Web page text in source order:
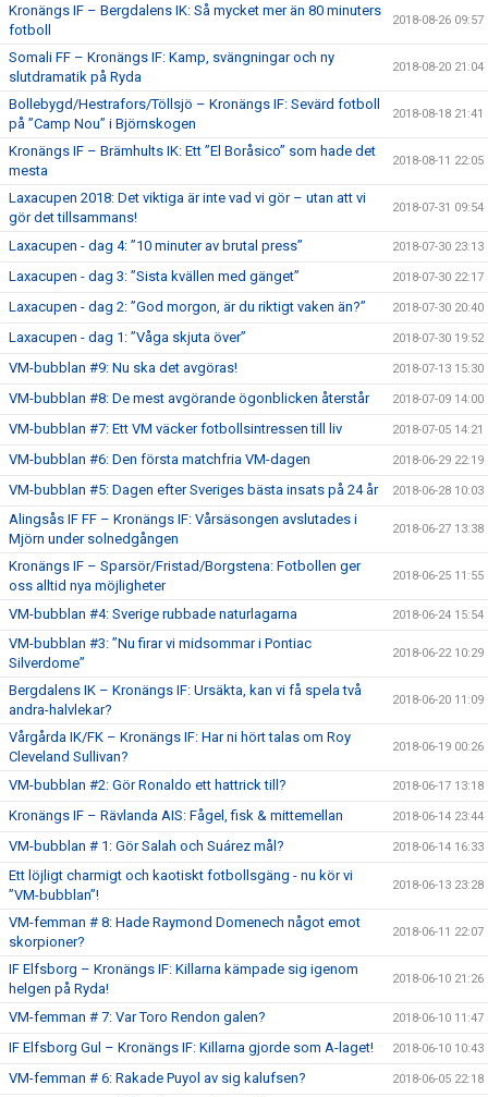
Kronängs IF – Bergdalens IK: Så mycket mer än 80 minuters
fotboll
2018-08-26 09:57
Somali FF – Kronängs IF: Kamp, svängningar och ny
slutdramatik på Ryda
2018-08-20 21:04
Bollebygd/Hestrafors/Töllsjö – Kronängs IF: Sevärd fotboll
på ”Camp Nou” i Björnskogen
2018-08-18 21:41
Kronängs IF – Brämhults IK: Ett ”El Boråsico” som hade det
mesta
2018-08-11 22:05
Laxacupen 2018: Det viktiga är inte vad vi gör – utan att vi
gör det tillsammans!
2018-07-31 09:54
Laxacupen - dag 4: ”10 minuter av brutal press” 2018-07-30 23:13
Laxacupen - dag 3: ”Sista kvällen med gänget” 2018-07-30 22:17
Laxacupen - dag 2: ”God morgon, är du riktigt vaken än?” 2018-07-30 20:40
Laxacupen - dag 1: ”Våga skjuta över” 2018-07-30 19:52
VM-bubblan #9: Nu ska det avgöras! 2018-07-13 15:30
VM-bubblan #8: De mest avgörande ögonblicken återstår 2018-07-09 14:00
VM-bubblan #7: Ett VM väcker fotbollsintressen till liv 2018-07-05 14:21
VM-bubblan #6: Den första matchfria VM-dagen 2018-06-29 22:19
VM-bubblan #5: Dagen efter Sveriges bästa insats på 24 år 2018-06-28 10:03
Alingsås IF FF – Kronängs IF: Vårsäsongen avslutades i
Mjörn under solnedgången
2018-06-27 13:38
Kronängs IF – Sparsör/Fristad/Borgstena: Fotbollen ger
oss alltid nya möjligheter
2018-06-25 11:55
VM-bubblan #4: Sverige rubbade naturlagarna 2018-06-24 15:54
VM-bubblan #3: ”Nu firar vi midsommar i Pontiac
Silverdome”
2018-06-22 10:29
Bergdalens IK – Kronängs IF: Ursäkta, kan vi få spela två
andra-halvlekar?
2018-06-20 11:09
Vårgårda IK/FK – Kronängs IF: Har ni hört talas om Roy
Cleveland Sullivan?
2018-06-19 00:26
VM-bubblan #2: Gör Ronaldo ett hattrick till? 2018-06-17 13:18
Kronängs IF – Rävlanda AIS: Fågel, fisk & mittemellan 2018-06-14 23:44
VM-bubblan # 1: Gör Salah och Suárez mål? 2018-06-14 16:33
Ett löjligt charmigt och kaotiskt fotbollsgäng - nu kör vi
”VM-bubblan”!
2018-06-13 23:28
VM-femman # 8: Hade Raymond Domenech något emot
skorpioner?
2018-06-11 22:07
IF Elfsborg – Kronängs IF: Killarna kämpade sig igenom
helgen på Ryda!
2018-06-10 21:26
VM-femman # 7: Var Toro Rendon galen? 2018-06-10 11:47
IF Elfsborg Gul – Kronängs IF: Killarna gjorde som A-laget! 2018-06-10 10:43
VM-femman # 6: Rakade Puyol av sig kalufsen? 2018-06-05 22:18